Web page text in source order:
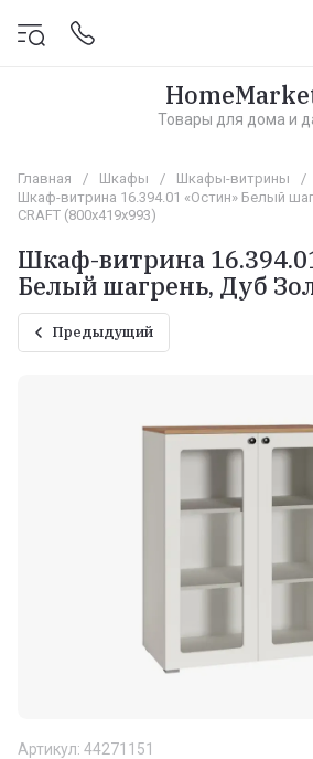
Товары для дома и
Главная / Шкафы / Шкафы-витрины
/
Шкаф-витрина 16.394.01 «Остин» Белый
CRAFT (800х419х993)
Шкаф-витрина
Белый шагрень, Дуб
Предыдущий
Артикул: 44271151